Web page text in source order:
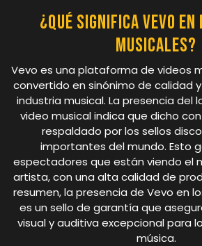
¿Qué significa Vevo
musicales?
Vevo es una plataforma de videos
convertido en sinónimo de calidad
industria musical. La presencia del
video musical indica que dicho
respaldado por los sellos
importantes del mundo. Esto
espectadores que están viendo el
artista, con una alta calidad de
resumen, la presencia de Vevo en
es un sello de garantía que
visual y auditiva excepcional para
música.